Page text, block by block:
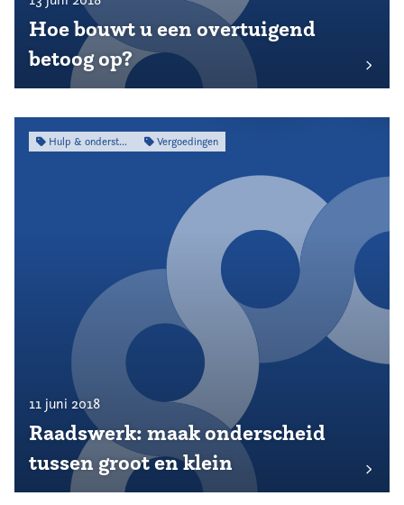
Hoe bouwt u een overtuigend
betoog op?
Hulp & ondersteuning Vergoedingen
11 juni 2018
Raadswerk: maak onderscheid
tussen groot en klein